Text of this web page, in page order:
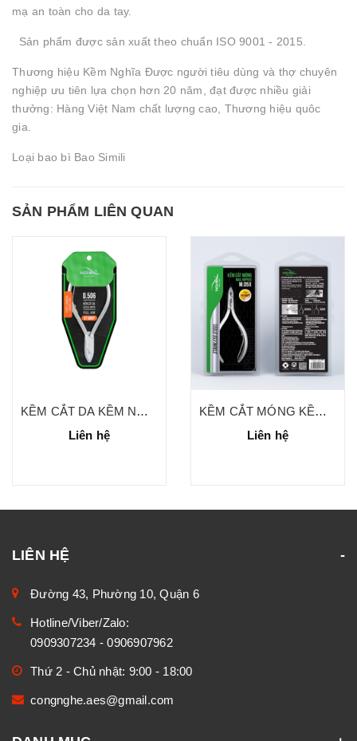
mạ an toàn cho da tay.
Sản phẩm được sản xuất theo chuẩn ISO 9001 - 2015.
Thương hiệu Kềm Nghĩa Được người tiêu dùng và thợ chuyên
nghiệp ưu tiên lựa chọn hơn 20 năm, đạt được nhiều giải
thưởng: Hàng Việt Nam chất lượng cao, Thương hiệu quôc
gia.
Loại bao bì Bao Simili
SẢN PHẨM LIÊN QUAN
KỀM CẮT DA KỀM NGHĨA D.506
Liên hệ
KỀM CẮT MÓNG KỀM NGHĨA M.05X
Liên hệ
LIÊN HỆ
Đường 43, Phường 10, Quận 6
Hotline/Viber/Zalo:
0909307234 -0906907962
Thứ 2 - Chủ nhật: 9:00 - 18:00
congnghe.aes@gmail.com